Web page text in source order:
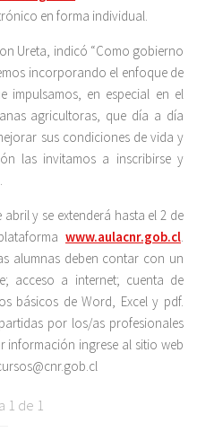
en forma individual.
Ureta, indicó “Como gobierno
incorporando el enfoque de
impulsamos, en especial en el
agricultoras, que día a día
sus condiciones de vida y
las invitamos a inscribirse y
y se extenderá hasta el 2 de
www.aulacnr.gob.cl.
alumnas deben contar con un
acceso a internet; cuenta de
básicos de Word, Excel y pdf.
por los/as profesionales
información ingrese al sitio web
1 de 1